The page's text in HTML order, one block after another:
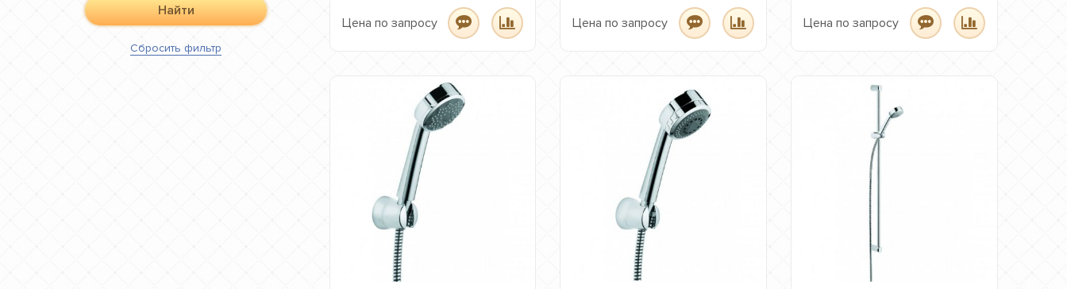
Найти
Сбросить фильтр
Цена по запросу Цена по запросу Цена по запросу